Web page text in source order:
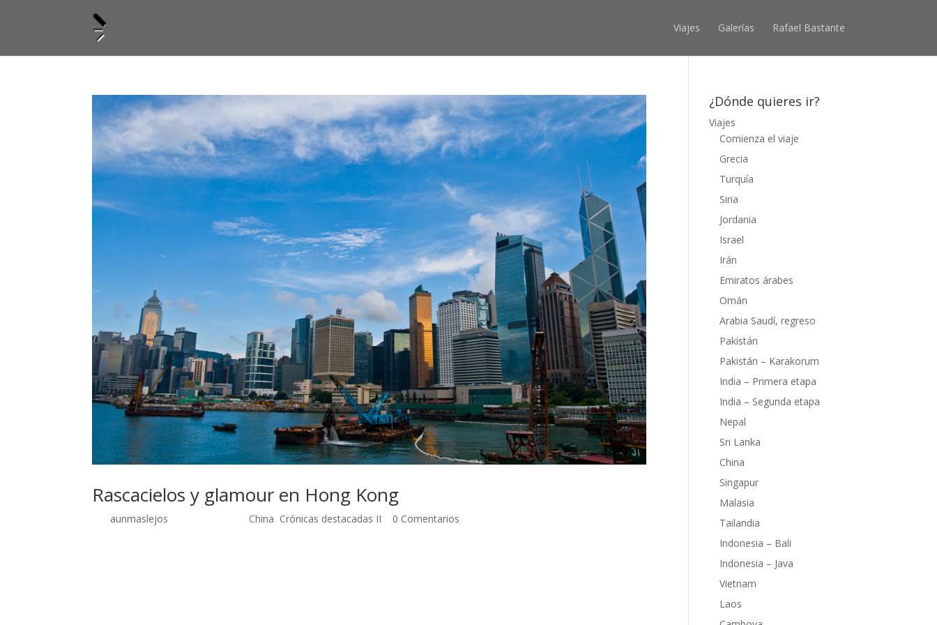
Viajes Galerías Rafael Bastante
Rascacielos y glamour en Hong Kong
aunmaslejos China Crónicas destacadas II 0 Comentarios
¿Dónde quieres ir?
Viajes
Comienza el viaje
Grecia
Turquía
Siria
Jordania
Israel
Irán
Emiratos árabes
Omán
Arabia Saudí, regreso
Pakistán
Pakistán – Karakorum
India – Primera etapa
India – Segunda etapa
Nepal
Sri Lanka
China
Singapur
Malasia
Tailandia
Indonesia – Bali
Indonesia – Java
Vietnam
Laos